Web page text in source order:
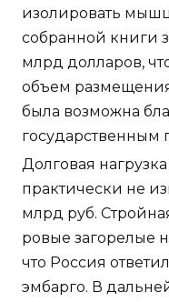
изолировать
собранной книги
млрд долларов,
объем
была возможна
Долговая
практически не
млрд руб.
ровые загорелые
что Россия
эмбарго. В